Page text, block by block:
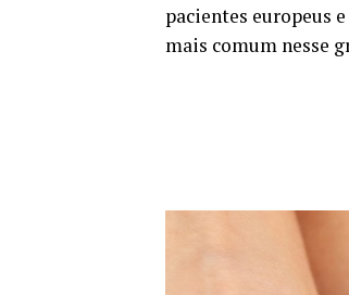
pacientes europeus
mais comum nesse